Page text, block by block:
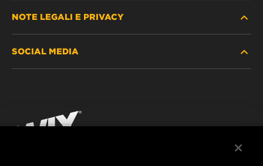
DOVE ACQUISTARE
CONTATTACI
NOTE LEGALI E PRIVACY
IMPRESSUM
SOCIAL MEDIA
YouTube